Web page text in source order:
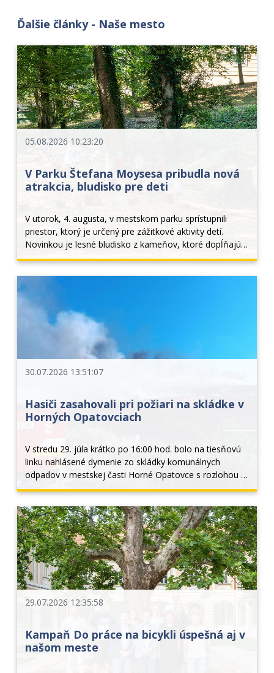
Ďalšie články - Naše mesto
05.08.2026 10:23:20
V Parku Štefana Moysesa pribudla nová
atrakcia, bludisko pre deti
V utorok, 4. augusta, v mestskom parku sprístupnili
priestor, ktorý je určený pre zážitkové aktivity detí.
Novinkou je lesné bludisko z kameňov, ktoré dopĺňajú
drevené prvky z guľatiny a rôzne drevené lavičky, na
30.07.2026 13:51:07
Hasiči zasahovali pri požiari na skládke v
Horných Opatovciach
V stredu 29. júla krátko po 16:00 hod. bolo na tiesňovú
linku nahlásené dymenie zo skládky komunálnych
odpadov v mestskej časti Horné Opatovce s rozlohou 4
x 4 metre. Prieskumom veliteľa zásahu bolo na mieste
29.07.2026 12:35:58
Kampaň Do práce na bicykli úspešná aj v
našom meste